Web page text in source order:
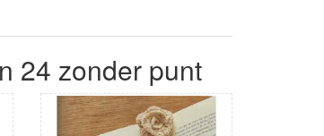
24 zonder punt